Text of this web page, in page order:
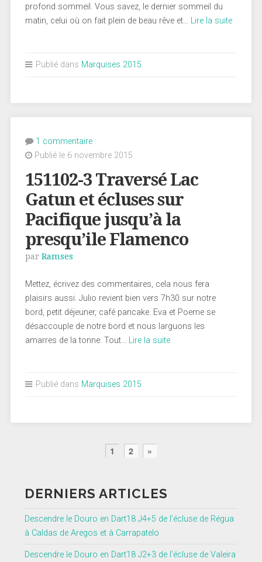
profond sommeil. Vous savez, le dernier sommeil du
matin, celui où on fait plein de beau rêve et… Lire la suite
Publié dans Marquises 2015
1 commentaire
Publié le 6 novembre 2015
151102-3 Traversé Lac
Gatun et écluses sur
Pacifique jusqu’à la
presqu’ile Flamenco
par Ramses
Mettez, écrivez des commentaires, cela nous fera
plaisirs aussi. Julio revient bien vers 7h30 sur notre
bord, petit déjeuner, café pancake. Eva et Poeme se
désaccouple de notre bord et nous larguons les
amarres de la tonne. Tout… Lire la suite
Publié dans Marquises 2015
1 2 »
DERNIERS ARTICLES
Descendre le Douro en Dart18 J4+5 de l’écluse de Régua
à Caldas de Aregos et à Carrapatelo
Descendre le Douro en Dart18 J2+3 de l’écluse de Valeira